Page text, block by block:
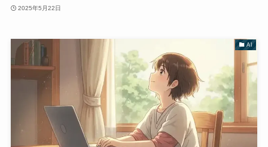
2025年5月22日
AI